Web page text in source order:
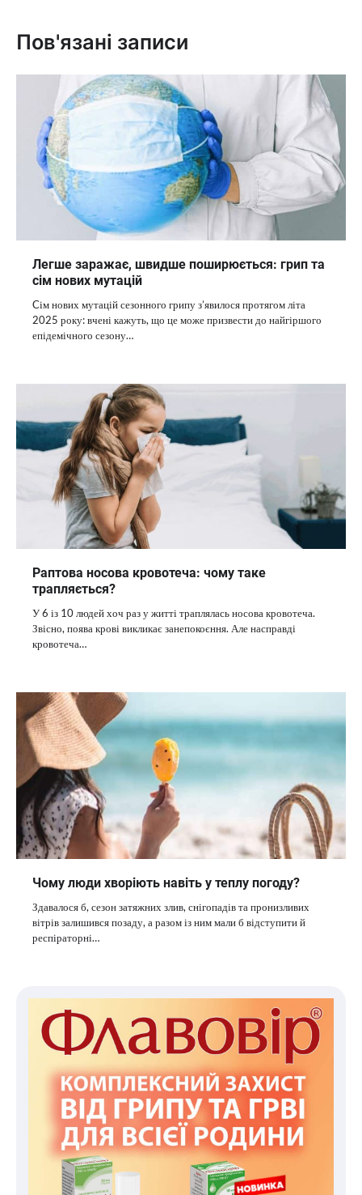
Пов'язані записи
Легше заражає, швидше поширюється: грип та
сім нових мутацій
Cім нових мутацій сезонного грипу з’явилося протягом літа
2025 року: вчені кажуть, що це може призвести до найгіршого
епідемічного сезону…
Раптова носова кровотеча: чому таке
трапляється?
У 6 із 10 людей хоч раз у житті траплялась носова кровотеча.
Звісно, поява крові викликає занепокоєння. Але насправді
кровотеча…
Чому люди хворіють навіть у теплу погоду?
Здавалося б, сезон затяжних злив, снігопадів та пронизливих
вітрів залишився позаду, а разом із ним мали б відступити й
респіраторні…